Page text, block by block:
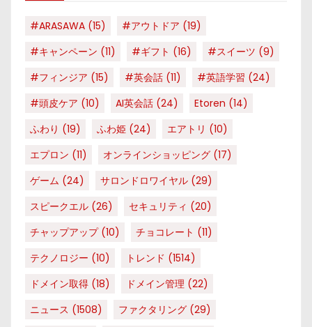
#ARASAWA (15) #アウトドア (19)
#キャンペーン (11) #ギフト (16) #スイーツ (9)
#フィンジア (15) #英会話 (11) #英語学習 (24)
#頭皮ケア (10) AI英会話 (24) Etoren (14)
ふわり (19) ふわ姫 (24) エアトリ (10)
エプロン (11) オンラインショッピング (17)
ゲーム (24) サロンドロワイヤル (29)
スピークエル (26) セキュリティ (20)
チャップアップ(10) チョコレート (11)
テクノロジー (10) トレンド (1514)
ドメイン取得 (18) ドメイン管理 (22)
ニュース (1508) ファクタリング (29)